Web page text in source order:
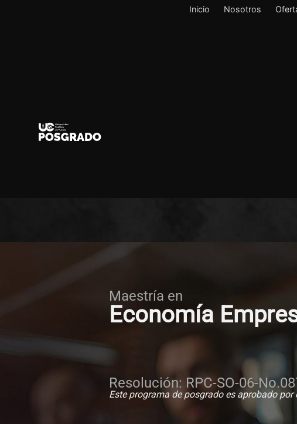
Inicio Nosotros
Maestría en
Economía
Resolución: RPC-SO-06-
Este programa de posgrado es aprobado por